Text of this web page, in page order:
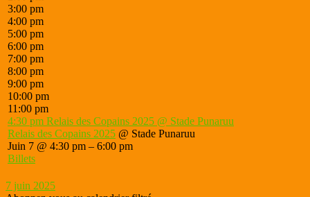
3:00 pm
4:00 pm
5:00 pm
6:00 pm
7:00 pm
8:00 pm
9:00 pm
10:00 pm
11:00 pm
4:30 pm Relais des Copains 2025 @ Stade Punaruu
Relais des Copains 2025 @ Stade Punaruu
Juin 7 @ 4:30 pm – 6:00 pm
Billets
7 juin 2025